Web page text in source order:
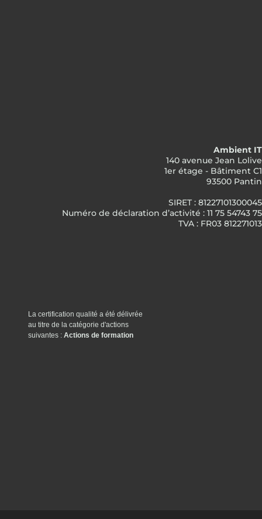
Ambient IT
140 avenue Jean Lolive
1er étage - Bâtiment C1
93500 Pantin
SIRET : 81227101300045
Numéro de déclaration d’activité : 11 75 54743 75
TVA : FR03 812271013
La certification qualité a été délivrée
au titre de la catégorie d'actions
suivantes : Actions de formation